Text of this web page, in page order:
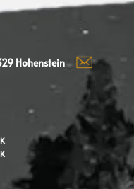
Hohenstein